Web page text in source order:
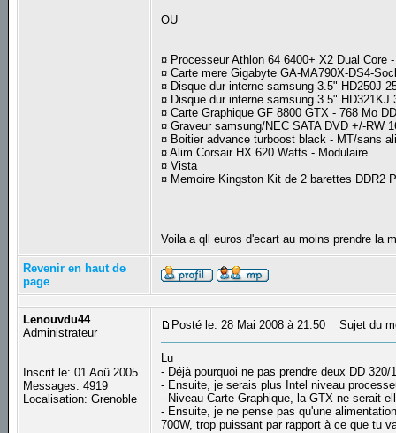
OU
¤ Processeur Athlon 64 6400+ X2 Dual Core
¤ Carte mere Gigabyte GA-MA790X-DS4-
¤ Disque dur interne samsung 3.5" HD250J
¤ Disque dur interne samsung 3.5"
¤ Carte Graphique GF 8800 GTX - 768 Mo
¤ Graveur samsung/NEC SATA DVD +/-RW
¤ Boitier advance turboost black - MT/sans
¤ Alim Corsair HX 620 Watts - Modulaire
¤ Vista
¤ Memoire Kingston Kit de 2 barettes DDR2
Voila a qll euros d'ecart au moins prendre la
Revenir en haut de
page
Lenouvdu44
Administrateur
Inscrit le: 01 Aoû 2005
Messages: 4919
Localisation: Grenoble
Posté le: 28 Mai 2008 à 21:50 Sujet du
Lu
- Déjà pourquoi ne pas prendre deux DD 320/
- Ensuite, je serais plus Intel niveau
- Niveau Carte Graphique, la GTX ne serait-
- Ensuite, je ne pense pas qu'une
700W, trop puissant par rapport à ce que tu